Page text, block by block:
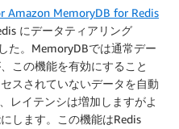
Amazon MemoryDB for Redis
にデータティアリング
た。MemoryDBでは通常デー
この機能を有効にすること
スされていないデータを自動
レイテンシは増加しますがよ
します。この機能はRedis